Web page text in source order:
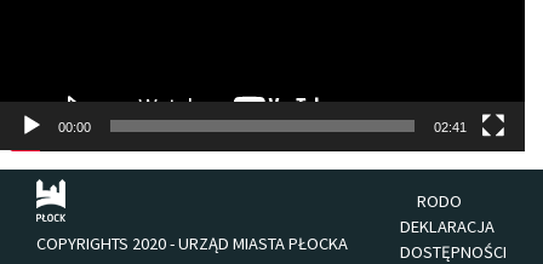
00:00 02:41
COPYRIGHTS 2020 - URZĄD MIASTA PŁOCKA
RODO
DEKLARACJA
DOSTĘPNOŚCI